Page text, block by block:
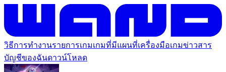
วิธีการทำงานรายการเกมเกมที่มีแผนที่เครื่องมือเกมข่าวสาร
บัญชีของฉันดาวน์โหลด